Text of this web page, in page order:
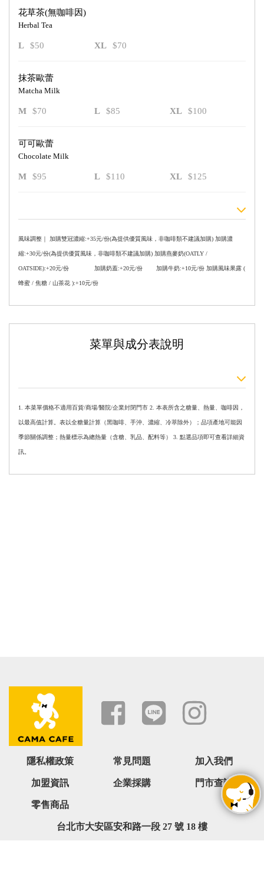
花草茶(無咖啡因)
Herbal Tea
L $50 XL $70
抹茶歐蕾
Matcha Milk
M $70 L $85 XL $100
可可歐蕾
Chocolate Milk
M $95 L $110 XL $125
風味調整｜ 加購雙冠濃縮:+35元/份(為提供優質風味，非咖啡類不建議加購) 加購濃
縮:+30元/份(為提供優質風味，非咖啡類不建議加購) 加購燕麥奶(OATLY /
OATSIDE):+20元/份 加購奶蓋:+20元/份 加購牛奶:+10元/份 加購風味果露 (
蜂蜜 / 焦糖 / 山茶花 ):+10元/份
菜單與成分表說明
1. 本菜單價格不適用百貨/商場/醫院/企業封閉門市 2. 本表所含之糖量、熱量、咖啡因，
以最高值計算。表以全糖量計算（黑咖啡、手沖、濃縮、冷萃除外）；品項產地可能因
季節關係調整；熱量標示為總熱量（含糖、乳品、配料等） 3. 點選品項即可查看詳細資
訊。
台北市大安區安和路一段 27 號 18 樓
隱私權政策 常見問題 加入我們
加盟資訊 企業採購 門市查詢
零售商品